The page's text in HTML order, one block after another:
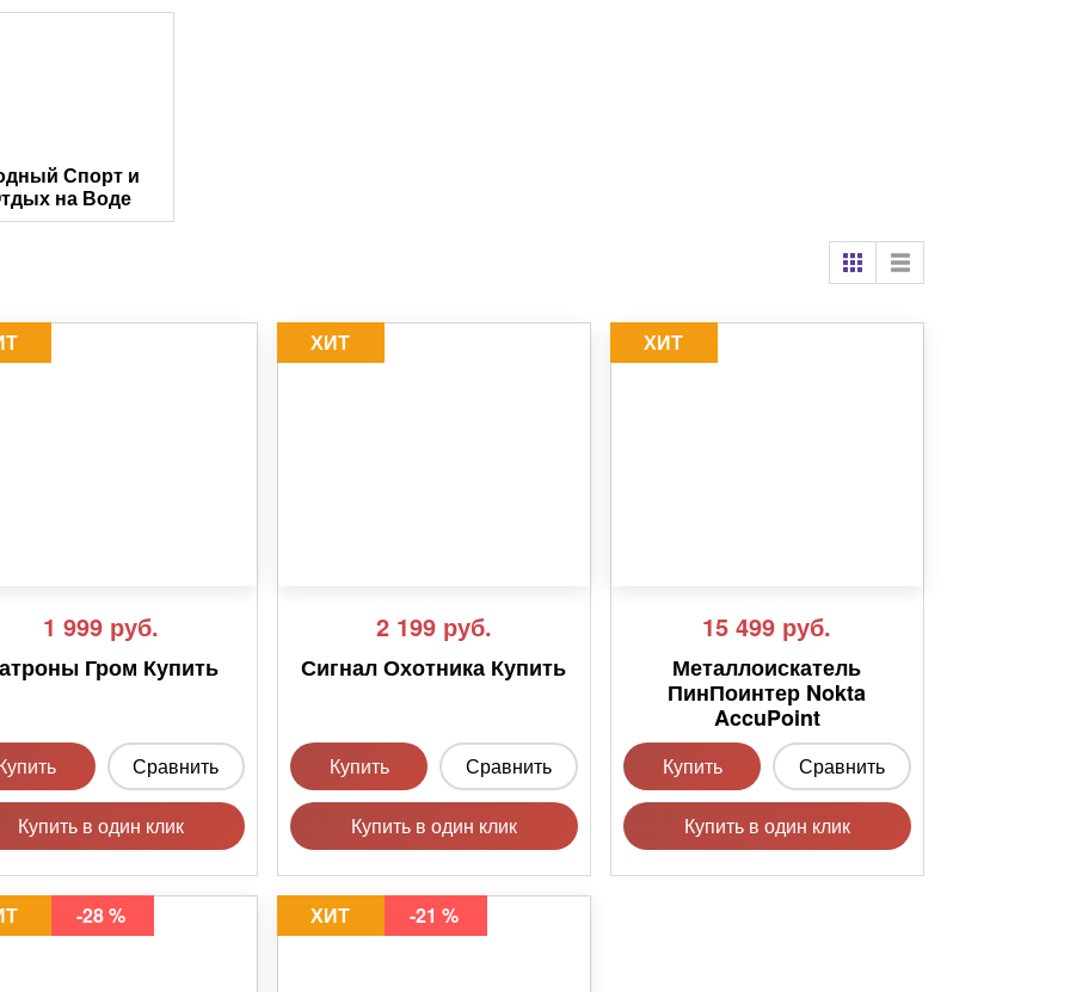
Спорт и
на Воде
1 999 руб.
Гром Купить
Сравнить
Купить в один клик
ХИТ
2 199 руб.
Сигнал Охотника Купить
Купить Сравнить
Купить в один клик
ХИТ
15 499 руб.
Металлоискатель
ПинПоинтер Nokta
AccuPoint
Купить Сравнить
Купить в один клик
-28 % -21 %
ХИТ